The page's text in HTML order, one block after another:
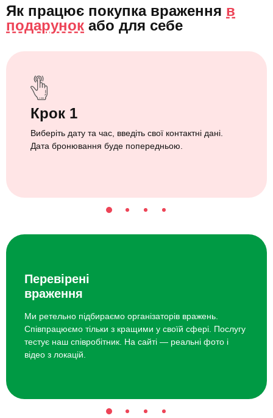
Як працює покупка враження в
подарунок або для себе
Крок 1
Виберіть дату та час, введіть свої контактні дані.
Дата бронювання буде попередньою.
Перевірені
враження
Ми ретельно підбираємо організаторів вражень.
Співпрацюємо тільки з кращими у своїй сфері. Послугу
тестує наш співробітник. На сайті — реальні фото і
відео з локацій.